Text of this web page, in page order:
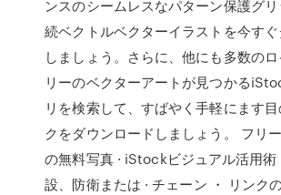
ンスのシームレスなパターン保護グ
続ベクトルベクターイラストを今す
しましょう。さらに、他にも多数の
リーのベクターアートが見つかる
リを検索して、すばやく手軽にます
クをダウンロードしましょう。 フリ
の無料写真 · iStockビジュアル活用術
設、防衛または · チェーン ・ リンク